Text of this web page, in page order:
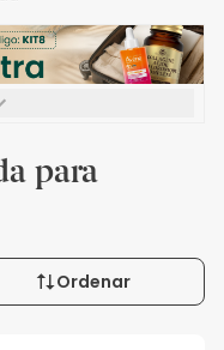
para
Ordenar